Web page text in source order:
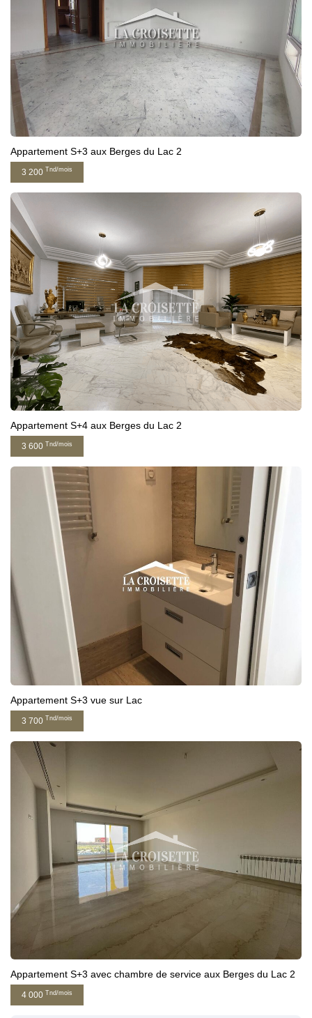
Appartement S+3 aux Berges du Lac 2
3 200 Tnd/mois
Appartement S+4 aux Berges du Lac 2
3 600 Tnd/mois
Appartement S+3 vue sur Lac
3 700 Tnd/mois
Appartement S+3 avec chambre de service aux Berges du Lac 2
4 000 Tnd/mois